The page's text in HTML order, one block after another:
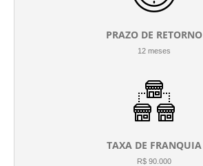
PRAZO DE RETORNO
12 meses
TAXA DE FRANQUIA
R$ 90.000